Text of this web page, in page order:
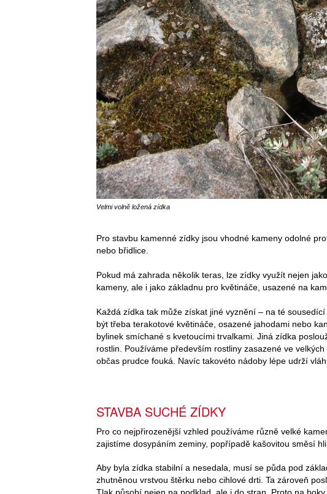
Velmi volně ložená zídka
Pro stavbu kamenné zídky jsou vhodné kameny odolné
nebo břidlice.
Pokud má zahrada několik teras, lze zídky využít nejen
kameny, ale i jako základnu pro květináče, usazené na
Každá zídka tak může získat jiné vyznění – na té
být třeba terakotové květináče, osazené jahodami nebo
bylinek smíchané s kvetoucími trvalkami. Jiná zídka
rostlin. Používáme především rostliny zasazené ve
občas prudce fouká. Navíc takovéto nádoby lépe udrží
STAVBA SUCHÉ ZÍDKY
Pro co nejpřirozenější vzhled používáme různě velké
zajistíme dosypáním zeminy, popřípadě kašovitou směsí
Aby byla zídka stabilní a nesedala, musí se půda pod
zhutněnou vrstvou štěrku nebo cihlové drti. Ta zároveň